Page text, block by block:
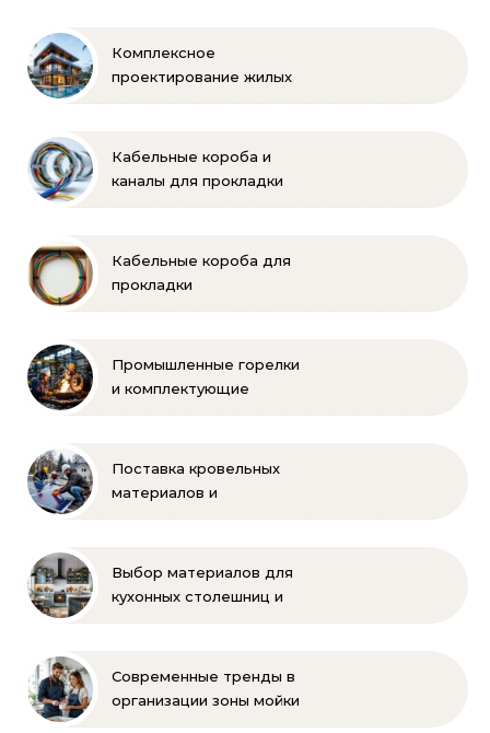
Комплексное
проектирование жилых
Кабельные короба и
каналы для прокладки
Кабельные короба для
прокладки
Промышленные горелки
и комплектующие
Поставка кровельных
материалов и
Выбор материалов для
кухонных столешниц и
Современные тренды в
организации зоны мойки